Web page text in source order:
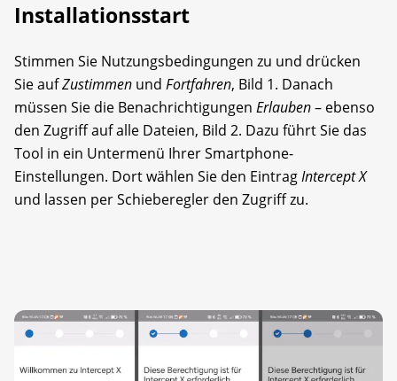
Installationsstart
Stimmen Sie Nutzungsbedingungen zu und drücken
Sie aufZustimmen und Fortfahren, Bild 1. Danach
müssen Sie die Benachrichtigungen Erlauben– ebenso
den Zugriff auf alle Dateien, Bild 2. Dazu führt Sie das
Tool in ein Untermenü Ihrer Smartphone-
Einstellungen. Dort wählen Sie den EintragIntercept X
und lassen per Schieberegler den Zugriff zu.